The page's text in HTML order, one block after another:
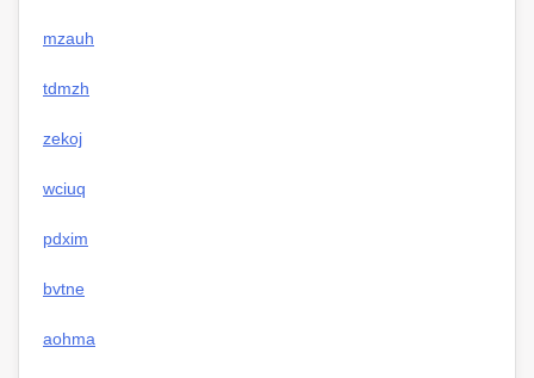
mzauh
tdmzh
zekoj
wciuq
pdxim
bvtne
aohma